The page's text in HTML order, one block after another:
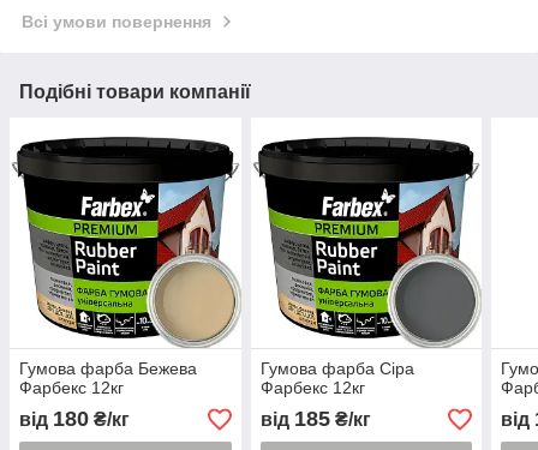
Всі умови повернення
Подібні товари компанії
Гумова фарба Бежева
Фарбекс 12кг
від 180 ₴/кг
Гумова фарба Сіра
Фарбекс 12кг
від 185₴/кг від